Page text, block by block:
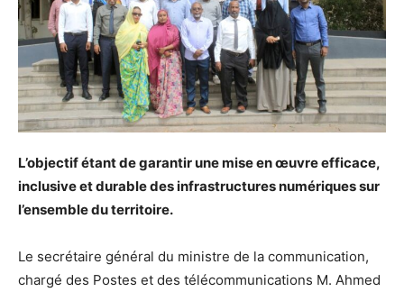
L’objectif étant de garantir une mise en œuvre efficace,
inclusive et durable des infrastructures numériques sur
l’ensemble du territoire.
Le secrétaire général du ministre de la communication,
chargé des Postes et des télécommunications M. Ahmed